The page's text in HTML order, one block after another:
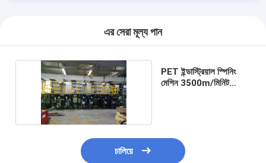
এর সেরা মূল্য পান
PET ইন্ডাস্ট্রিয়াল স্পিনিং
মেশিন 3500m/মিনিট
চালিয়ে